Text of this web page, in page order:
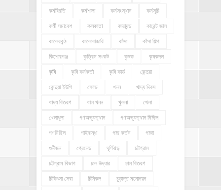
কর্মবিরতি কর্মশালা কর্মসংস্থান কর্মসূচি
কর্মী সমাবেশ কলকাতা কারাদন্ড কারেন্ট জাল
কালেরকন্ঠ কালোবাজারি কাঁসা কাঁসা শিল্প
কিশোরগঞ্জ কৃত্রিম সংকট কৃষক কৃষকদল
কৃষি কৃষি কর্মকর্তা কৃষি কার্ড কেন্দুয়া
কেন্দুয়া ইউপি ক্ষোভ খনন খাদ্য দিবস
খাদ্য বিতরণ খাল খনন খুলনা খেলা
খেলাধূলা গণঅভ্যুত্থান গণঅভ্যুত্থান মিছিল
গণমিছিল গাইবান্ধা গাছ কর্তন গাজা
গুনীজন গ্রেনেড ঘূর্ণিঝড় চট্টগ্রাম
চট্টগ্রাম বিভাগ চাল উদ্ধার চাল বিতরণ
চিকিৎসা সেবা চিনিকল চুড়ান্ত মনোনয়ন